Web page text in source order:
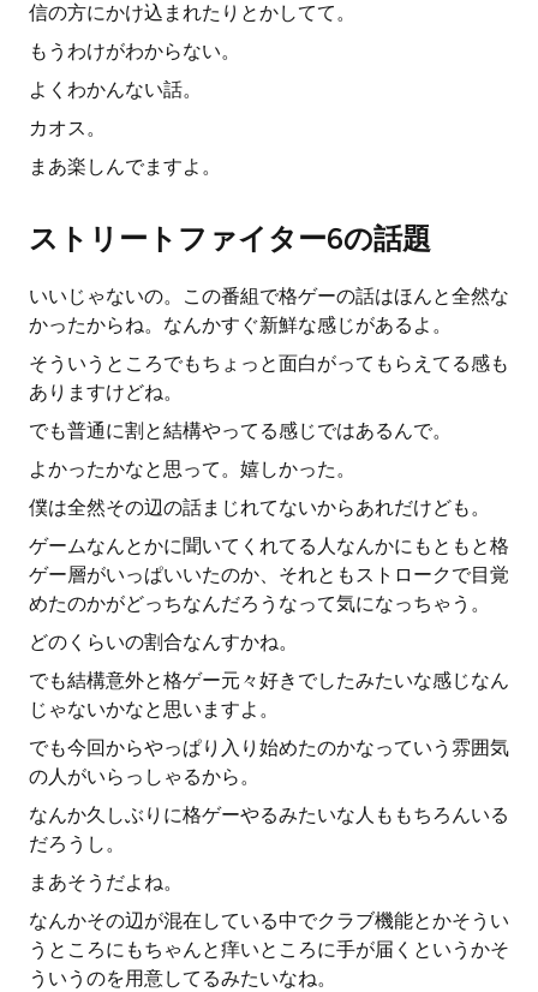
信の方にかけ込まれたりとかしてて。
もうわけがわからない。
よくわかんない話。
カオス。
まあ楽しんでますよ。
ストリートファイター6の話題
いいじゃないの。この番組で格ゲーの話はほんと全然な
かったからね。なんかすぐ新鮮な感じがあるよ。
そういうところでもちょっと面白がってもらえてる感も
ありますけどね。
でも普通に割と結構やってる感じではあるんで。
よかったかなと思って。嬉しかった。
僕は全然その辺の話まじれてないからあれだけども。
ゲームなんとかに聞いてくれてる人なんかにもともと格
ゲー層がいっぱいいたのか、それともストロークで目覚
めたのかがどっちなんだろうなって気になっちゃう。
どのくらいの割合なんすかね。
でも結構意外と格ゲー元々好きでしたみたいな感じなん
じゃないかなと思いますよ。
でも今回からやっぱり入り始めたのかなっていう雰囲気
の人がいらっしゃるから。
なんか久しぶりに格ゲーやるみたいな人ももちろんいる
だろうし。
まあそうだよね。
なんかその辺が混在している中でクラブ機能とかそうい
うところにもちゃんと痒いところに手が届くというかそ
ういうのを用意してるみたいなね。